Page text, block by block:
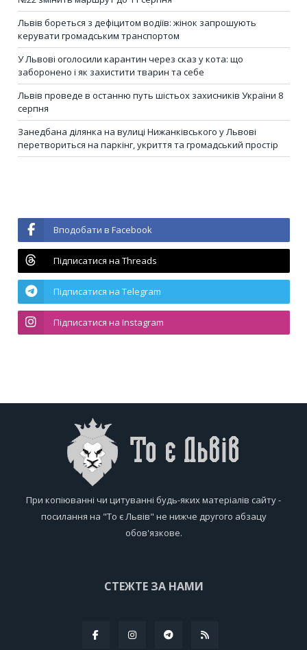
Львів бореться з дефіцитом водіїв: жінок запрошують
керувати громадським транспортом
У Львові оголосили карантин через сказ у кота: що
заборонено і як захистити тварин та себе
Львів проведе в останню путь шістьох захисників України 8
серпня
Занедбана ділянка на вулиці Нижанківського у Львові
перетвориться на паркінг, укриття та громадський простір
Вподобати в Facebook
Підписатися на Threads
Підписатися на Telegram
Підписатися на Instagram
При копіюванні чи цитуванні будь-яких матеріалів сайту -
посилання на "То є Львів" не нижче другого абзацу
обов'язкове.
СТЕЖТЕ ЗА НАМИ